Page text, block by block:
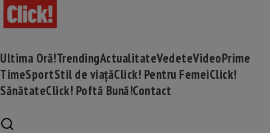
Ultima Oră!TrendingActualitateVedeteVideoPrime
TimeSportStil de viațăClick! Pentru FemeiClick!
SănătateClick! Poftă Bună!Contact